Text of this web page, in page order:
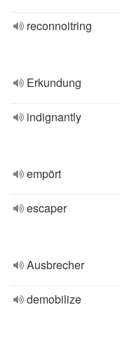
reconnoitring
Erkundung
indignantly
empört
escaper
Ausbrecher
demobilize